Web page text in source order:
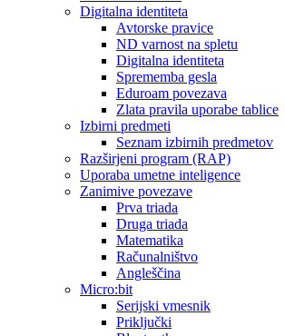
Digitalna identiteta
Avtorske pravice
ND varnost na spletu
Digitalna identiteta
Sprememba gesla
Eduroam povezava
Zlata pravila uporabe tablice
Izbirni predmeti
Seznam izbirnih predmetov
Razširjeni program (RAP)
Uporaba umetne inteligence
Zanimive povezave
Prva triada
Druga triada
Matematika
Računalništvo
Angleščina
Micro:bit
Serijski vmesnik
Priključki